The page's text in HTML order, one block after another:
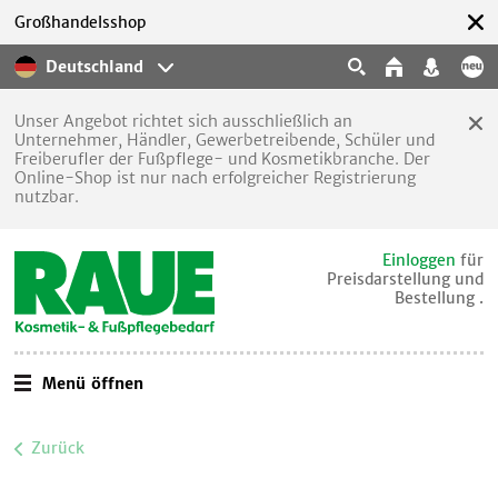
Deutschland
Großhandelsshop
Unser Angebot richtet sich ausschließlich an
Unternehmer, Händler, Gewerbetreibende, Schüler und
Freiberufler der Fußpflege- und Kosmetikbranche. Der
Online-Shop ist nur nach erfolgreicher Registrierung
nutzbar.
Einloggen für
Preisdarstellung und
Bestellung .
Menü öffnen
Zurück